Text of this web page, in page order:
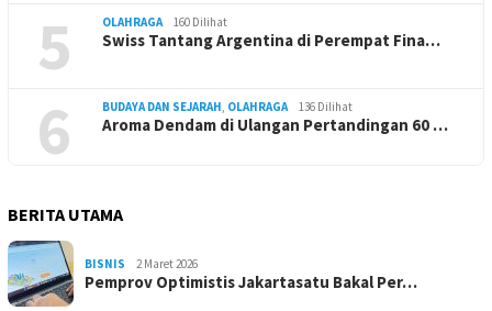
5 OLAHRAGA 160 Dilihat
Swiss Tantang Argentina di Perempat Fina…
6 BUDAYA DAN SEJARAH, OLAHRAGA 136 Dilihat
Aroma Dendam di Ulangan Pertandingan 60 …
BERITA UTAMA
BISNIS 2 Maret 2026
Pemprov Optimistis Jakartasatu Bakal Per…